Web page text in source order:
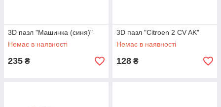
3D пазл "Машинка (синя)"
Немає в наявності
235 ₴
3D пазл "Citroen 2 CV AK"
Немає в наявності
128 ₴